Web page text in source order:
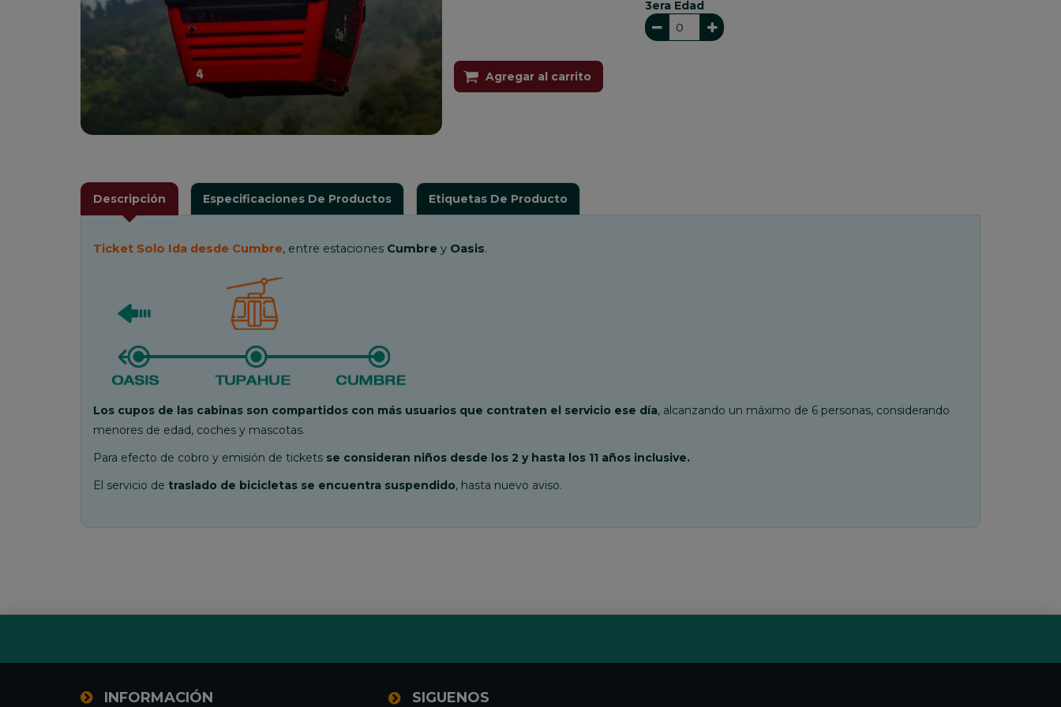
3era Edad
Agregar al carrito
Descripción Especificaciones De Productos Etiquetas De Producto
Ticket Solo Ida desde Cumbre, entre estaciones Cumbre y Oasis.
Los cupos de las cabinas son compartidos con más usuarios que contraten el servicio ese día, alcanzando un máximo de 6 personas, considerando
menores de edad, coches y mascotas.
Para efecto de cobro y emisión de tickets se consideran niños desde los 2 y hasta los 11 años inclusive.
El servicio de traslado de bicicletas se encuentra suspendido, hasta nuevo aviso.
INFORMACIÓN SIGUENOS